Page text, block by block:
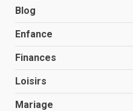
Blog
Enfance
Finances
Loisirs
Mariage